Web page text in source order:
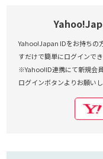
Yahoo!Japan IDをお持ちの
すだけで簡単にログインでき
※Yahoo!ID連携にて新規会
ログインボタンよりお願いし